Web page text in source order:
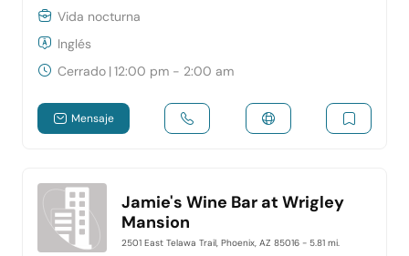
Vida nocturna
Inglés
Cerrado |12:00 pm - 2:00 am
Mensaje
Jamie's Wine Bar at Wrigley
Mansion
2501 East Telawa Trail, Phoenix, AZ 85016 - 5.81 mi.